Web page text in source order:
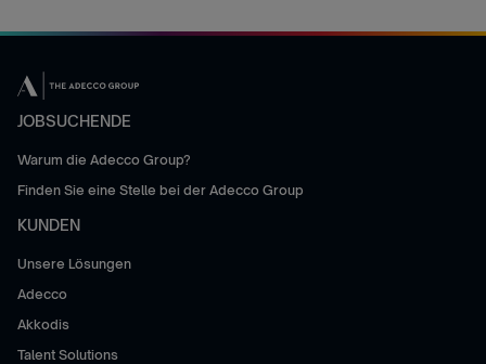
JOBSUCHENDE
Warum die Adecco Group?
Finden Sie eine Stelle bei der Adecco Group
KUNDEN
Unsere Lösungen
Adecco
Akkodis
Talent Solutions